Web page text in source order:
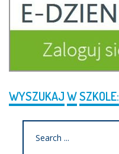
WYSZUKAJWSZKOLE: